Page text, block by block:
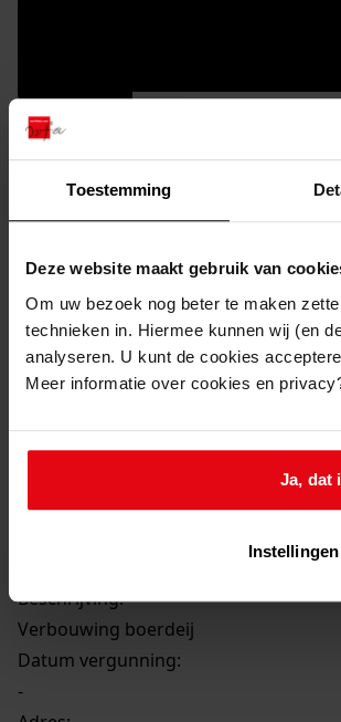
Toestemming
Deze website maakt gebruik van
Om uw bezoek nog beter te maken
technieken in. Hiermee kunnen wij (en
analyseren. U kunt de cookies
Meer informatie over cookies en
Ja, dat
duurzaam webadres
359Verbouwing boerdeij, -
Beschrijving:
Verbouwing boerdeij
Datum vergunning:
-